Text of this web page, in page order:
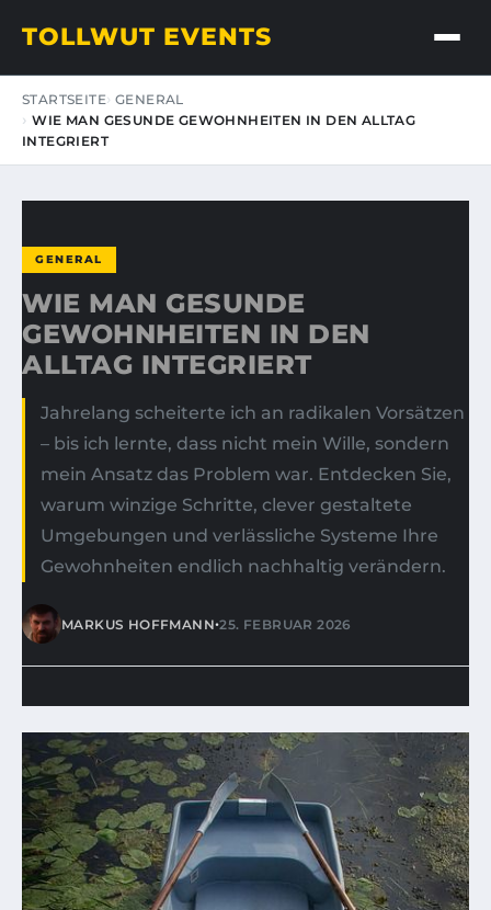
TOLLWUT EVENTS
STARTSEITE GENERAL
WIE MAN GESUNDE GEWOHNHEITEN IN DEN ALLTAG
INTEGRIERT
GENERAL
WIE MAN GESUNDE
GEWOHNHEITEN IN DEN
ALLTAG INTEGRIERT
Jahrelang scheiterte ich an radikalen Vorsätzen
– bis ich lernte, dass nicht mein Wille, sondern
mein Ansatz das Problem war. Entdecken Sie,
warum winzige Schritte, clever gestaltete
Umgebungen und verlässliche Systeme Ihre
Gewohnheiten endlich nachhaltig verändern.
MARKUS HOFFMANN•25. FEBRUAR 2026